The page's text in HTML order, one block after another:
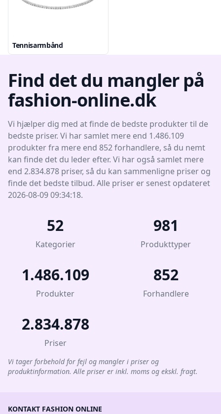
Tennisarmbånd
Find det du mangler på
fashion-online.dk
Vi hjælper dig med at finde de bedste produkter til de
bedste priser. Vi har samlet mere end 1.486.109
produkter fra mere end 852 forhandlere, så du nemt
kan finde det du leder efter. Vi har også samlet mere
end 2.834.878 priser, så du kan sammenligne priser og
finde det bedste tilbud. Alle priser er senest opdateret
2026-08-09 09:34:18.
52
Kategorier
981
Produkttyper
1.486.109
Produkter
852
Forhandlere
2.834.878
Priser
Vi tager forbehold for fejl og mangler i priser og
produktinformation. Alle priser er inkl. moms og ekskl. fragt.
KONTAKT FASHION ONLINE